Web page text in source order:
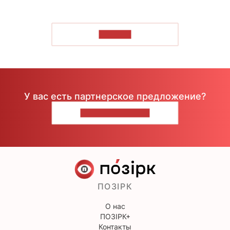
У вас есть партнерское предложение?
ПОЗІРК
О нас
ПОЗІРК+
Контакты